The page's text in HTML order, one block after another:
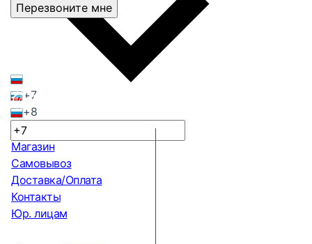
+7
+8
Перезвоните мне
Магазин
Самовывоз
Доставка/Оплата
Контакты
Юр. лицам